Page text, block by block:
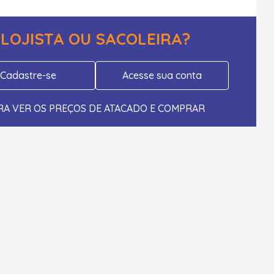
LOJISTA OU SACOLEIRA?
Cadastre-se Acesse sua conta
VER OS PREÇOS DE ATACADO E COMPRAR